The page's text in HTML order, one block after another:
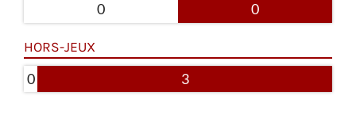
0 0
HORS-JEUX
0 3